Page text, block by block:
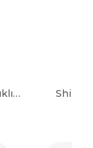
Toscano İki Kapılı Raflı Askılıklı Dolap Shine